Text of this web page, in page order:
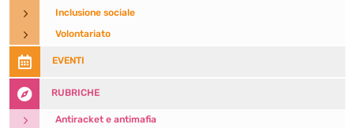
5 Inclusione sociale
5 Volontariato
 EVENTI
 RUBRICHE
5 Antiracket e antimafia